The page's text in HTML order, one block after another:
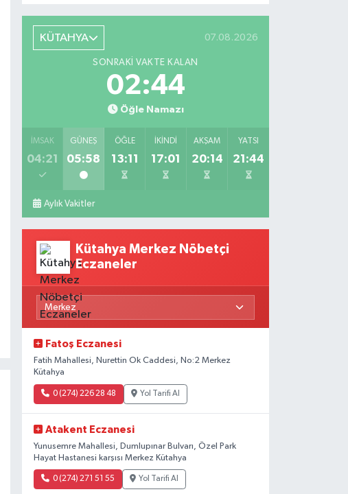
KÜTAHYA 07.08.2026
SONRAKI VAKTE KALAN
02:43
Öğle Namazı
İMSAK
04:21
GÜNEŞ
05:58
ÖĞLE
13:11
İKINDI
17:01
AKŞAM
20:14
YATSI
21:44
Aylık Vakitler
Kütahya Merkez Nöbetçi
Eczaneler
Fatoş Eczanesi
Fatih Mahallesi, Nurettin Ok Caddesi, No:2 Merkez
Kütahya
0 (274) 226 28 48 Yol Tarifi Al
Atakent Eczanesi
Yunusemre Mahallesi, Dumlupınar Bulvarı, Özel Park
Hayat Hastanesi karşısı Merkez Kütahya
0 (274) 271 51 55 Yol Tarifi Al